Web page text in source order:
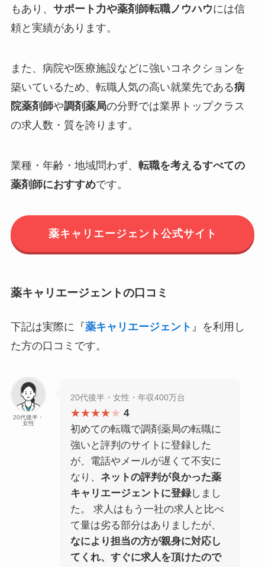
もあり、 サポート力や薬剤師転職ノウハウには信
頼と実績があります。
また、病院や医療施設などに強いコネクションを
築いているため、転職人気の高い就業先である病
院薬剤師や調剤薬局の分野では業界トップクラス
の求人数・質を誇ります。
業種・年齢・地域問わず、 転職を考えるすべての
薬剤師におすすめです。
薬キャリエージェント公式サイト
薬キャリエージェントの口コミ
下記は実際に『薬キャリエージェント 』を利用し
た方の口コミです。
20代後半・
女性
20代後半・女性・年収400万台
★★★★★ 4
初めての転職で調剤薬局の転職に
強いと評判のサイトに登録した
が、電話やメールが遅くて不安に
なり、 ネットの評判が良かった薬
キャリエージェントに登録しまし
た。 求人はもう一社の求人と比べ
て量は劣る部分はありましたが、
なにより担当の方が親身に対応し
てくれ、すぐに求人を頂けたので